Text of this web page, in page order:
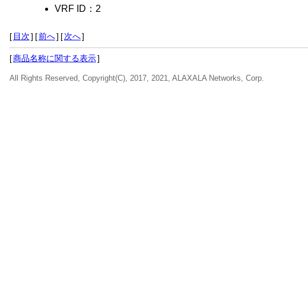
VRF ID：2
[ 目次] [前へ] [次へ]
[商品名称に関する表示]
All Rights Reserved, Copyright(C), 2017, 2021, ALAXALA Networks, Corp.